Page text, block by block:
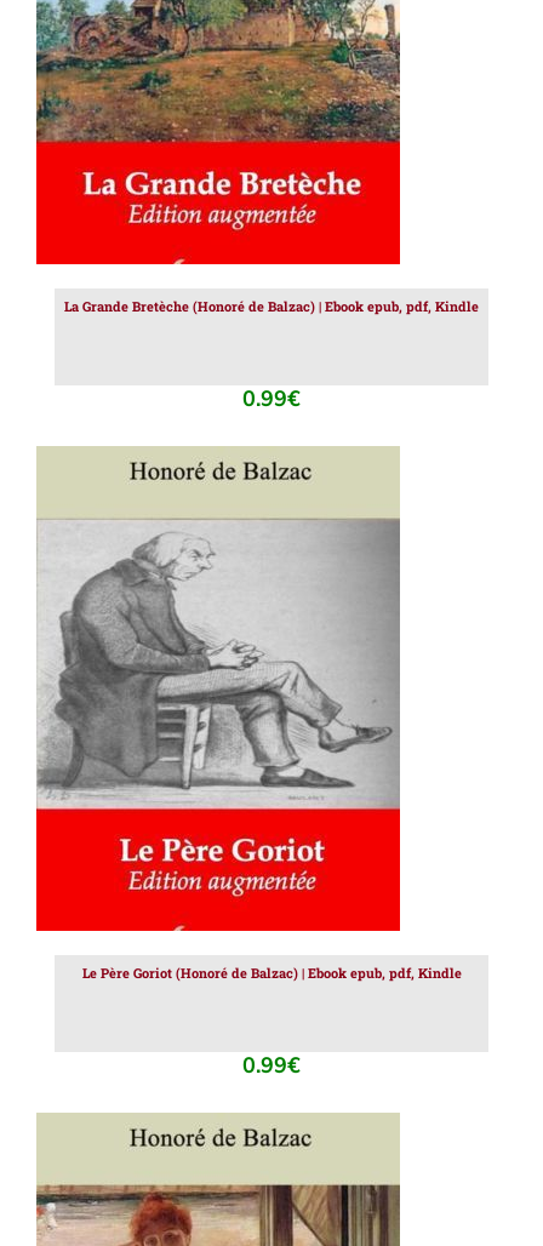
AJOUTER AU PANIER / DÉTAILS
La Grande Bretèche (Honoré de Balzac) | Ebook epub, pdf, Kindle
0.99€
AJOUTER AU PANIER / DÉTAILS
Le Père Goriot (Honoré de Balzac) | Ebook epub, pdf, Kindle
0.99€